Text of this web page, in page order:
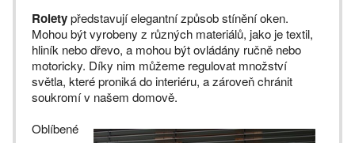
Roletypředstavují elegantní způsob stínění oken.
Mohou být vyrobeny z různých materiálů, jako je textil,
hliník nebo dřevo, a mohou být ovládány ručně nebo
motoricky. Díky nim můžeme regulovat množství
světla, které proniká do interiéru, a zároveň chránit
soukromí v našem domově.
Oblíbené